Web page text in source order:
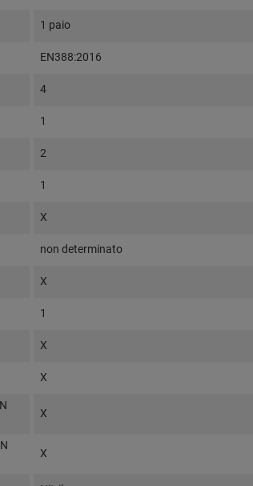
1 paio
EN388:2016
4
1
2
1
X
non determinato
X
1
X
X
X
X